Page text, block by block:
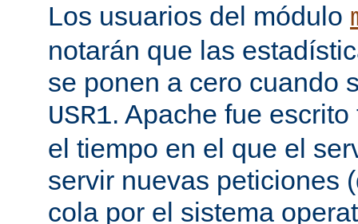
Los usuarios del módulo
notarán que las
se ponen a cero cuando
USR1. Apache fue
el tiempo en el que el
servir nuevas peticiones
cola por el sistema